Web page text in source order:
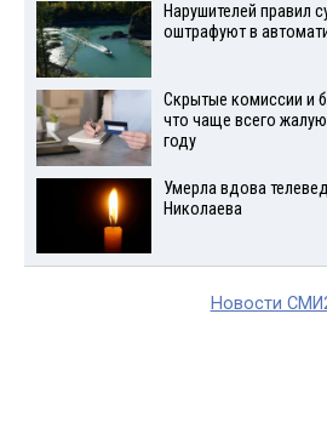
Нарушителей правил
оштрафуют в
Скрытые комиссии и
что чаще всего
году
Умерла вдова
Николаева
Новости